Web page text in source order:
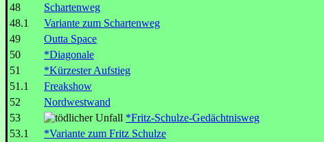
48
Schartenweg
48.1
Variante zum Schartenweg
49
Outta Space
50
*Diagonale
51
*Kürzester Aufstieg
51.1
Freakshow
52
Nordwestwand
53
*Fritz-Schulze-Gedächtnisweg
53.1
*Variante zum Fritz Schulze